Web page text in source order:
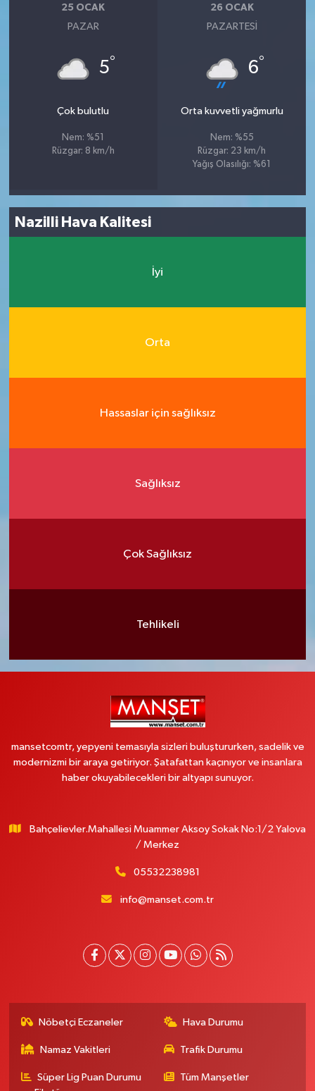
25 OCAK
PAZAR
5°
Çok bulutlu
Nem: %51
Rüzgar: 8 km/h
26 OCAK
PAZARTESI
6°
Orta kuvvetli yağmurlu
Nem: %55
Rüzgar: 23 km/h
Yağış Olasılığı: %61
Nazilli Hava Kalitesi
İyi
Orta
Hassaslar için sağlıksız
Sağlıksız
Çok Sağlıksız
Tehlikeli
mansetcomtr, yepyeni temasıyla sizleri buluştururken, sadelik ve
modernizmi bir araya getiriyor. Şatafattan kaçınıyor ve insanlara
haber okuyabilecekleri bir altyapı sunuyor.
Bahçelievler.Mahallesi Muammer Aksoy Sokak No:1/2 Yalova
/ Merkez
05532238981
info@manset.com.tr
Nöbetçi Eczaneler Hava Durumu
Namaz Vakitleri Trafik Durumu
Süper Lig Puan Durumu
Tüm Manşetler